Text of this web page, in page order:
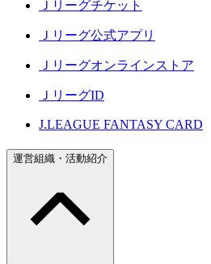
Ｊリーグチケット
Ｊリーグ公式アプリ
Ｊリーグオンラインストア
ＪリーグID
J.LEAGUE FANTASY CARD
運営組織・活動紹介